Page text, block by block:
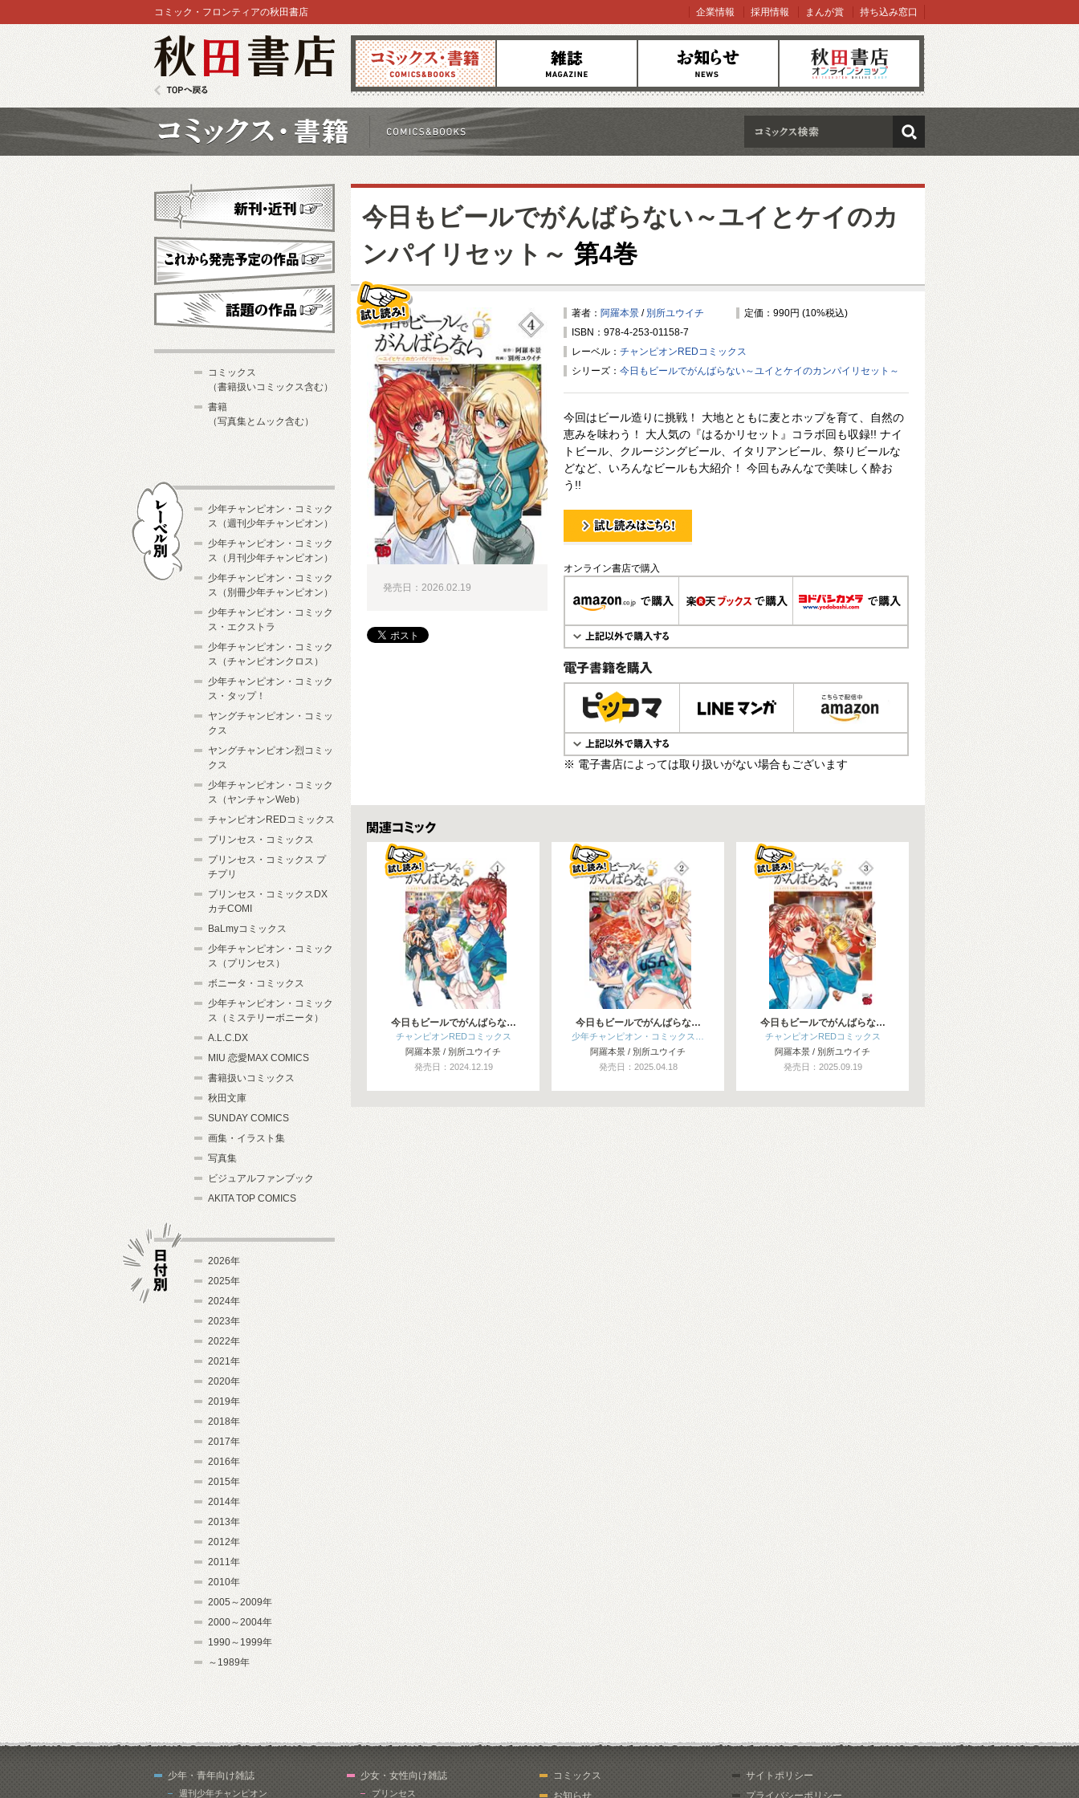
コミックス 雑誌 お知らせ オンラインショップ
コミック・フロンティアの秋田書店 企業情報 採用情報 まんが賞 持ち込み窓口
検索
今日もビールでがんばらない～ユイとケイのカ
ンパイリセット～ 第4巻
著者： 阿羅本景 / 別所ユウイチ
定価：990円 (10%税込)
ISBN：978-4-253-01158-7
レーベル： チャンピオンREDコミックス
シリーズ： 今日もビールでがんばらない～ユイとケイのカンパイリセット～
今回はビール造りに挑戦！ 大地とともに麦とホップを育て、自然の
恵みを味わう！ 大人気の『はるかリセット』コラボ回も収録!! ナイ
トビール、クルージングビール、イタリアンビール、祭りビールな
どなど、いろんなビールも大紹介！ 今回もみんなで美味しく酔お
う!!
試し読み！
オンライン書店で購入
電子書籍で購入
※ 電子書店によっては取り扱いがない場合もございます
発売日：2026.02.19
関連コミックス
今日もビールでがんばらな…
チャンピオンREDコミックス
阿羅本景 / 別所ユウイチ
発売日：2024.12.19
今日もビールでがんばらな…
少年チャンピオン・コミックス…
阿羅本景 / 別所ユウイチ
発売日：2025.04.18
今日もビールでがんばらな…
チャンピオンREDコミックス
阿羅本景 / 別所ユウイチ
発売日：2025.09.19
新刊・近刊
これから発売予定
コミックス
（書籍扱いコミックス含む）
書籍
（写真集とムック含む）
少年チャンピオン・コミック
ス（週刊少年チャンピオン）
少年チャンピオン・コミック
ス（月刊少年チャンピオン）
少年チャンピオン・コミック
ス（別冊少年チャンピオン）
少年チャンピオン・コミック
ス・エクストラ
少年チャンピオン・コミック
ス（チャンピオンクロス）
少年チャンピオン・コミック
ス・タップ！
ヤングチャンピオン・コミッ
クス
ヤングチャンピオン烈コミッ
クス
少年チャンピオン・コミック
ス（ヤンチャンWeb）
チャンピオンREDコミックス
プリンセス・コミックス
プリンセス・コミックス プ
チプリ
プリンセス・コミックスDX
カチCOMI
BaLmyコミックス
少年チャンピオン・コミック
ス（プリンセス）
ボニータ・コミックス
少年チャンピオン・コミック
ス（ミステリーボニータ）
A.L.C.DX
MIU 恋愛MAX COMICS
書籍扱いコミックス
秋田文庫
SUNDAY COMICS
画集・イラスト集
写真集
ビジュアルファンブック
AKITA TOP COMICS
2026年
2025年
2024年
2023年
2022年
2021年
2020年
2019年
2018年
2017年
2016年
2015年
2014年
2013年
2012年
2011年
2010年
2005～2009年
2000～2004年
1990～1999年
～1989年
少年・青年向け雑誌
週刊少年チャンピオン
少女・女性向け雑誌
プリンセス
コミックス
お知らせ
サイトポリシー
プライバシーポリシー